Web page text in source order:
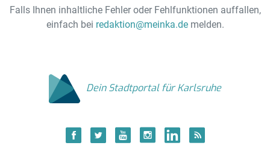
Falls Ihnen inhaltliche Fehler oder Fehlfunktionen auffallen,
einfach bei redaktion@meinka.demelden.
Dein Stadtportal für Karlsruhe